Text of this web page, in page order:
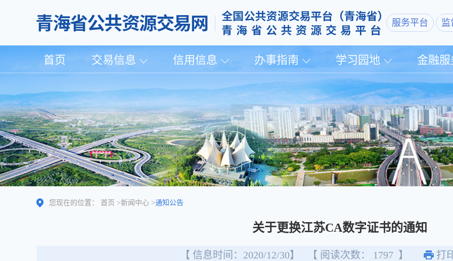
服务平台 监
首页 交易信息 信用信息 办事指南 学习园地 金融服
您现在的位置： 首页 >新闻中心 >通知公告
关于更换江苏CA数字证书的通知
【 信息时间：2020/12/30】 【 阅读次数： 1797 】 打